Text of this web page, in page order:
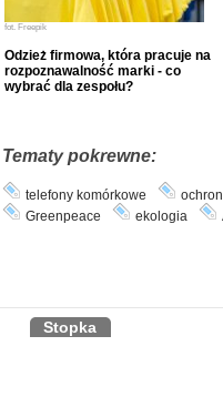
fot. Freepik
Odzież firmowa, która pracuje na
rozpoznawalność marki - co
wybrać dla zespołu?
Tematy pokrewne:
telefony komórkowe
Greenpeace
ekologia
Stopka